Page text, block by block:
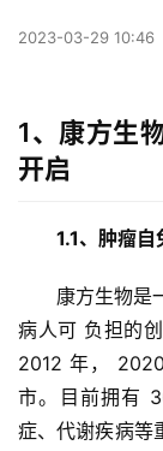
2023-03-29 10:46
1、康方生
开启
1.1、肿瘤
康方生物是
病人可 负担的
2012 年，
市。目前拥有
症、代谢疾病等